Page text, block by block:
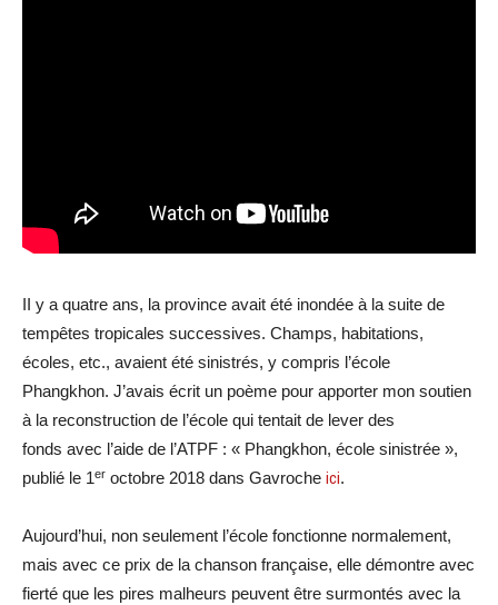
II y a quatre ans, la province avait été inondée à la suite de
tempêtes tropicales successives. Champs, habitations,
écoles, etc., avaient été sinistrés, y compris l’école
Phangkhon. J’avais écrit un poème pour apporter mon soutien
à la reconstruction de l’école qui tentait de lever des
fonds avec l’aide de l’ATPF : « Phangkhon, école sinistrée »,
publié le 1er octobre 2018 dans Gavroche ici.
Aujourd’hui, non seulement l’école fonctionne normalement,
mais avec ce prix de la chanson française, elle démontre avec
fierté que les pires malheurs peuvent être surmontés avec la